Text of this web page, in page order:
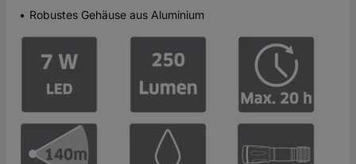
Robustes Gehäuse aus Aluminium